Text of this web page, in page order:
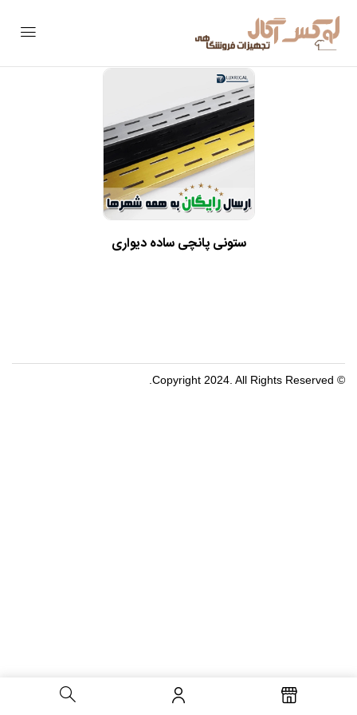
ستونی پانچی ساده دیواری
© Copyright 2024. All Rights Reserved.